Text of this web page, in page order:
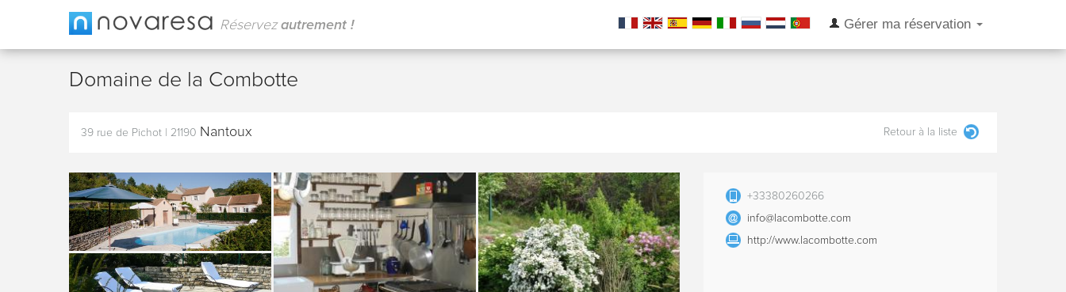
Réservezautrement ! Gérer ma réservation
Domaine de la Combotte
39 rue de Pichot 21190 Nantoux Retour à la liste
+33380260266
info@lacombotte.com
http://www.lacombotte.com